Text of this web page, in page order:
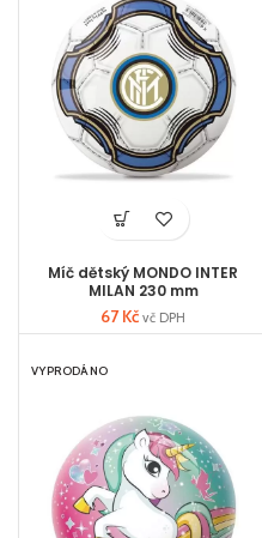
Míč dětský MONDO INTER
MILAN 230 mm
67Kč vč DPH
VYPRODÁNO